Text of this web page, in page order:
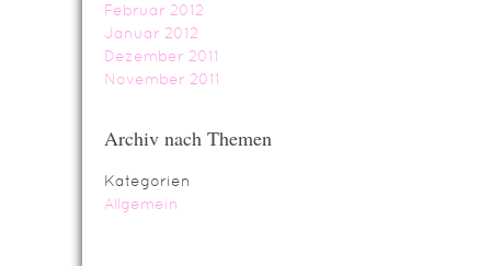
Februar 2012
Januar 2012
Dezember 2011
November 2011
Archiv nach Themen
Kategorien
Allgemein